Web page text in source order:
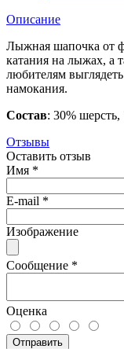
Описание
Лыжная шапочка от
катания на лыжах, а
любителям
намокания.
Состав: 30% шерсть,
Отзывы
Оставить отзыв
Имя *
E-mail *
Изображение
Сообщение *
Оценка
Отправить